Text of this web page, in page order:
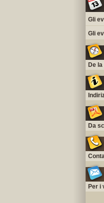
Gli
Gli
De
Da
Per i